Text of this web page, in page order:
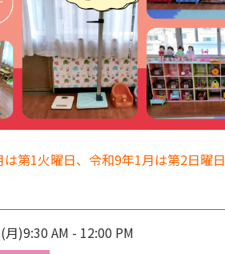
第1火曜日、令和9年1月は第2日曜日
月)9:30 AM - 12:00 PM